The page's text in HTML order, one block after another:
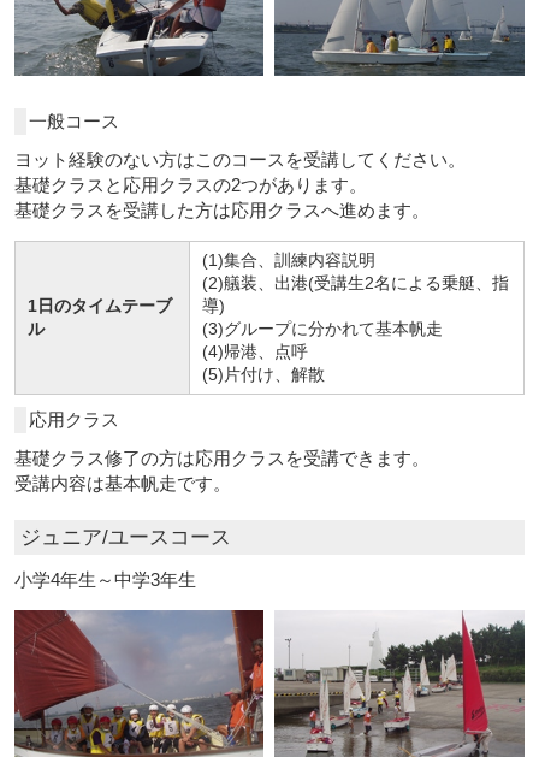
一般コース
ヨット経験のない方はこのコースを受講してください。
基礎クラスと応用クラスの2つがあります。
基礎クラスを受講した方は応用クラスへ進めます。
1日のタイムテーブ
ル
(1)集合、訓練内容説明
(2)艤装、出港(受講生2名による乗艇、指
導)
(3)グループに分かれて基本帆走
(4)帰港、点呼
(5)片付け、解散
応用クラス
基礎クラス修了の方は応用クラスを受講できます。
受講内容は基本帆走です。
ジュニア/ユースコース
小学4年生～中学3年生